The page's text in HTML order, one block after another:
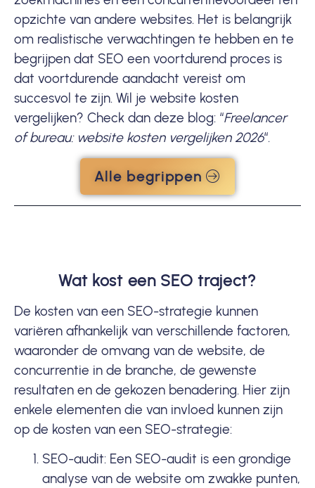
opzichte van andere websites. Het is belangrijk
om realistische verwachtingen te hebben en te
begrijpen dat SEO een voortdurend proces is
dat voortdurende aandacht vereist om
succesvol te zijn. Wil je website kosten
vergelijken? Check dan deze blog: “Freelancer
of bureau: website kosten vergelijken 2026“.
Alle begrippen
Wat kost een SEO traject?
De kosten van een SEO-strategie kunnen
variëren afhankelijk van verschillende factoren,
waaronder de omvang van de website, de
concurrentie in de branche, de gewenste
resultaten en de gekozen benadering. Hier zijn
enkele elementen die van invloed kunnen zijn
op de kosten van een SEO-strategie:
SEO-audit: Een SEO-audit is een grondige
analyse van de website om zwakke punten,